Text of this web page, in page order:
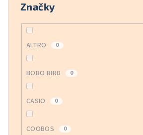
Značky
ALTRO 0
BOBO BIRD 0
CASIO 0
COOBOS 0